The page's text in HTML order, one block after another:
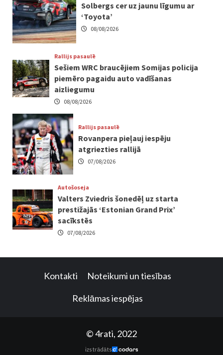
Solbergs cer uz jaunu līgumu ar
‘Toyota’
08/08/2026
Rallijs pasaulē
Sešiem WRC braucējiem Somijas policija
piemēro pagaidu auto vadīšanas
aizliegumu
08/08/2026
Rallijs pasaulē
Rovanpera pieļauj iespēju
atgriezties rallijā
07/08/2026
Autošoseja
Valters Zviedris šonedēļ uz starta
prestižajās ‘Estonian Grand Prix’
sacīkstēs
07/08/2026
Kontakti Noteikumi un tiesības
Reklāmas iespējas
© 4rati, 2022
izstrādāts